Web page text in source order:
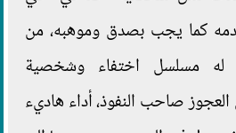
كما يجب بصدق وموهبه، من
له مسلسل اختفاء وشخصية
صاحب النفوذ، أداء هاديء